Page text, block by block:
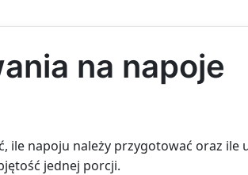
na napoje
ile napoju należy przygotować oraz
jednej porcji.